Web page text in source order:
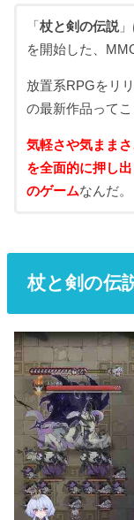
「 杖と剣の伝説
を開始した、
放置系RPGをリ
の最新作品ってこ
気軽さや気まま
を全面的に押し
のゲームなんだ。
杖と剣の伝